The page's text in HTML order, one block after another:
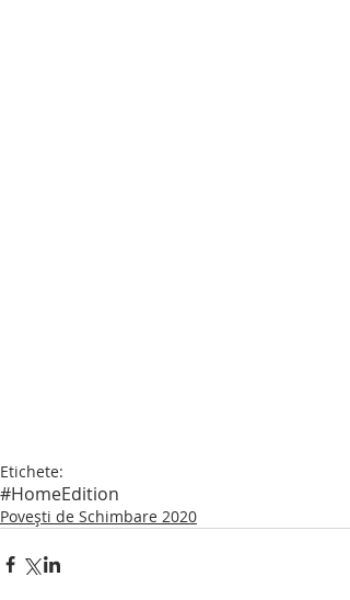
Etichete:
#HomeEdition
Povești de Schimbare 2020